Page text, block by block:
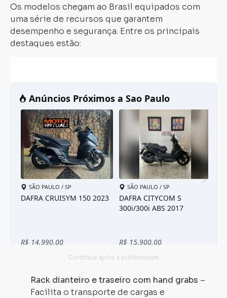
Os modelos chegam ao Brasil equipados com
uma série de recursos que garantem
desempenho e segurança. Entre os principais
destaques estão:
Rack dianteiro e traseiro com hand grabs –
Facilita o transporte de cargas e